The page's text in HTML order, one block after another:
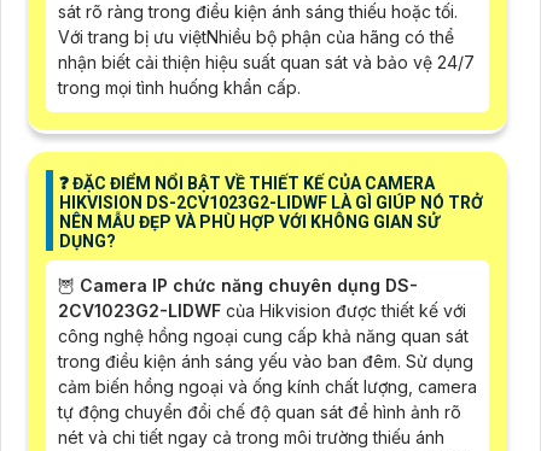
sát rõ ràng trong điều kiện ánh sáng thiếu hoặc tối.
Với trang bị ưu việtNhiều bộ phận của hãng có thể
nhận biết cải thiện hiệu suất quan sát và bảo vệ 24/7
trong mọi tình huống khẩn cấp.
❓ ĐẶC ĐIỂM NỔI BẬT VỀ THIẾT KẾ CỦA CAMERA
HIKVISION DS-2CV1023G2-LIDWF LÀ GÌ GIÚP NÓ TRỞ
NÊN MẪU ĐẸP VÀ PHÙ HỢP VỚI KHÔNG GIAN SỬ
DỤNG?
🦉 Camera IP chức năng chuyên dụng DS-
2CV1023G2-LIDWF của Hikvision được thiết kế với
công nghệ hồng ngoại cung cấp khả năng quan sát
trong điều kiện ánh sáng yếu vào ban đêm. Sử dụng
cảm biến hồng ngoại và ống kính chất lượng, camera
tự động chuyển đổi chế độ quan sát để hình ảnh rõ
nét và chi tiết ngay cả trong môi trường thiếu ánh